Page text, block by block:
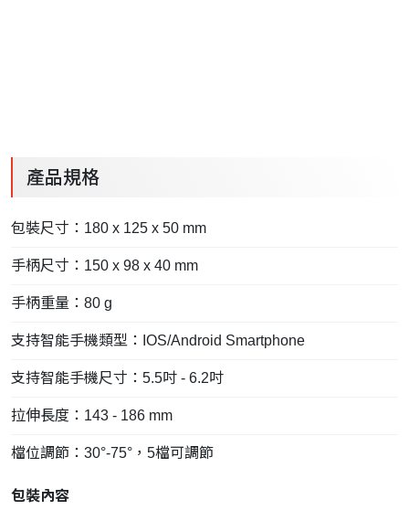
產品規格
包裝尺寸：180 x 125 x 50 mm
手柄尺寸：150 x 98 x 40 mm
手柄重量：80 g
支持智能手機類型：IOS/Android Smartphone
支持智能手機尺寸：5.5吋 - 6.2吋
拉伸長度：143 - 186 mm
檔位調節：30°-75°，5檔可調節
包裝內容